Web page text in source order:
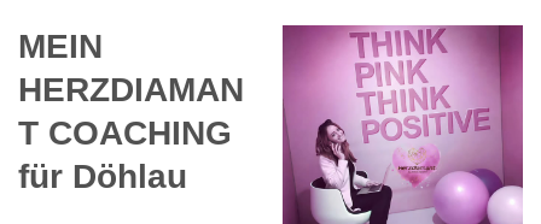
MEIN
HERZDIAMAN
T COACHING
für Döhlau